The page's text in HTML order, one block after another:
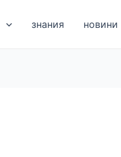
знания новини